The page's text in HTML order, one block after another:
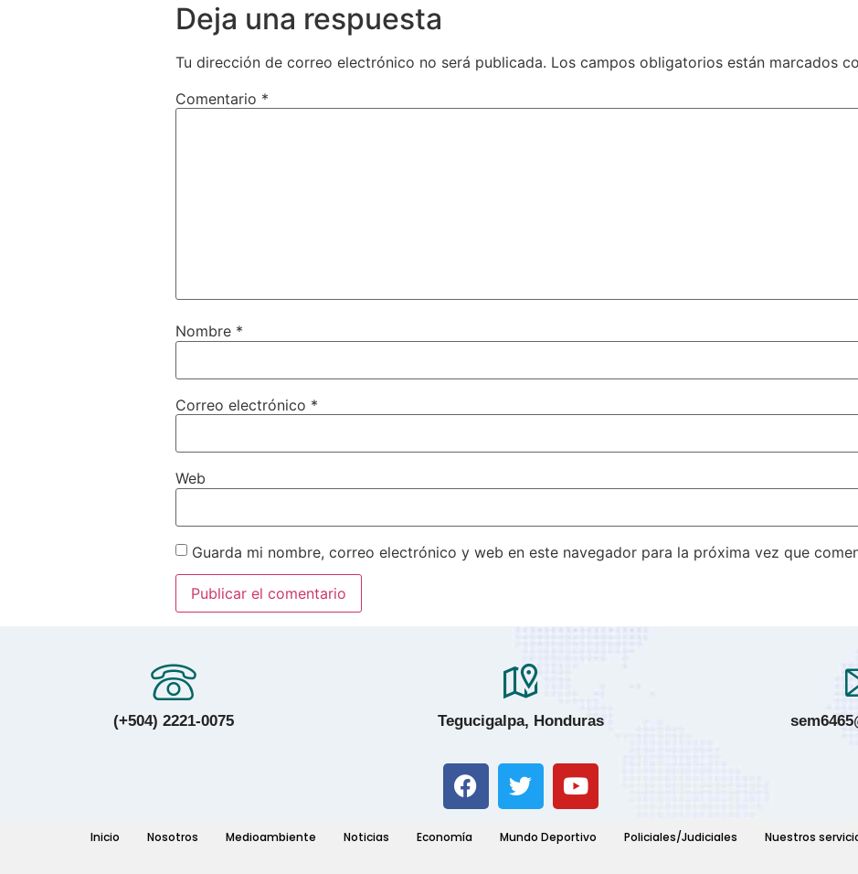
Deja una respuesta
Tu dirección de correo electrónico no será publicada. Los campos obligatorios están marcados
Comentario *
Nombre *
Correo electrónico *
Web
Guarda mi nombre, correo electrónico y web en este navegador para la próxima vez que
(+504) 2221-0075 Tegucigalpa, Honduras
Inicio Nosotros Medioambiente Noticias Economía Mundo Deportivo Policiales/Judiciales Nuestros